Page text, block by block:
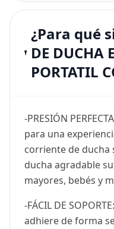
¿Para qué
DE DUCHA
PORTATIL
-PRESIÓN
para una
corriente de ducha
ducha agradable
mayores, bebés y
-FÁCIL DE
adhiere de forma